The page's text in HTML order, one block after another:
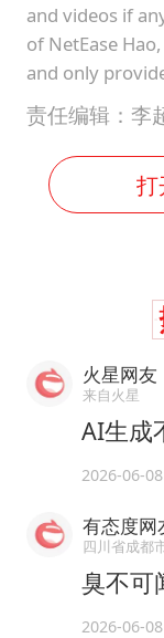
and videos if
of NetEase
and only
责任编辑：李
打
火星网友
来自火星
AI生成
2026-06-08
有态度
四川省成都
臭不
2026-06-08